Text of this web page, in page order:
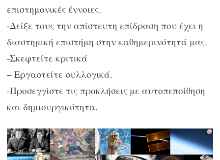
επιστημονικές έννοιες.
-Δείξε τους την απίστευτη επίδραση που έχει η
διαστημική επιστήμη στην καθημερινότητά μας.
-Σκεφτείτε κριτικά
– Εργαστείτε συλλογικά.
-Προσεγγίστε τις προκλήσεις με αυτοπεποίθηση
και δημιουργικότητα.